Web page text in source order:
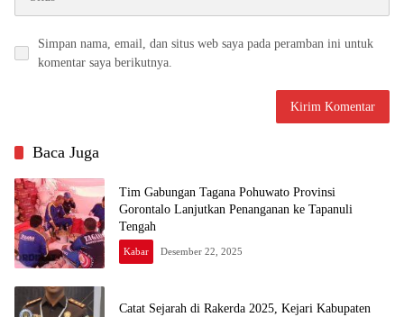
Simpan nama, email, dan situs web saya pada peramban ini untuk
komentar saya berikutnya.
Baca Juga
Tim Gabungan Tagana Pohuwato Provinsi
Gorontalo Lanjutkan Penanganan ke Tapanuli
Tengah
Kabar Desember 22, 2025
Catat Sejarah di Rakerda 2025, Kejari Kabupaten